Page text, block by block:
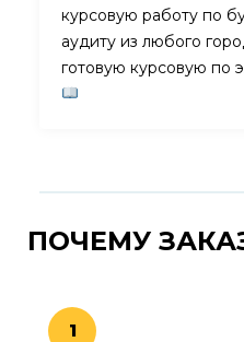
курсовую работу по
аудиту из любого
готовую курсовую по
ПОЧЕМУ
1